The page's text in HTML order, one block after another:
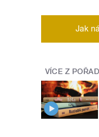
Jak
VÍCE Z